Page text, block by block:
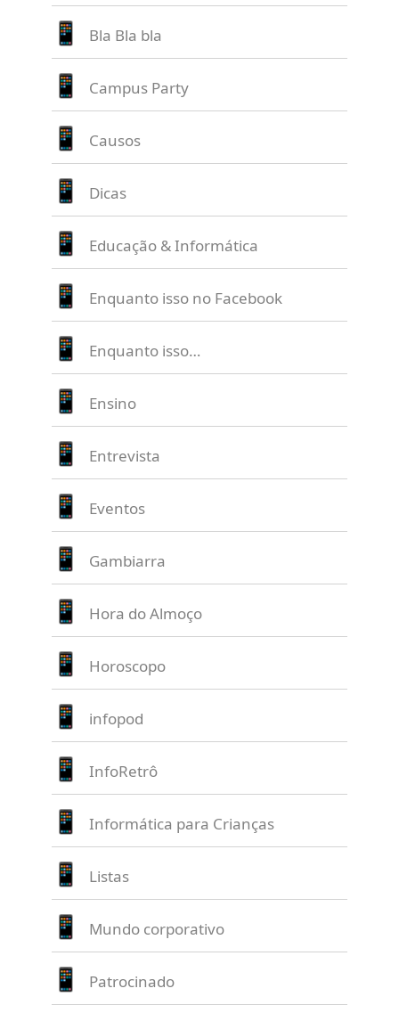
Bla Bla bla
Campus Party
Causos
Dicas
Educação & Informática
Enquanto isso no Facebook
Enquanto isso…
Ensino
Entrevista
Eventos
Gambiarra
Hora do Almoço
Horoscopo
infopod
InfoRetrô
Informática para Crianças
Listas
Mundo corporativo
Patrocinado